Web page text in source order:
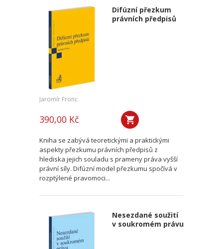
Difúzní přezkum
právních předpisů
Jaromír Fronc
390,00 Kč
Kniha se zabývá teoretickými a praktickými
aspekty přezkumu právních předpisů z
hlediska jejich souladu s prameny práva vyšší
právní síly. Difúzní model přezkumu spočívá v
rozptýlené pravomoci...
Nesezdané soužití
v soukromém právu